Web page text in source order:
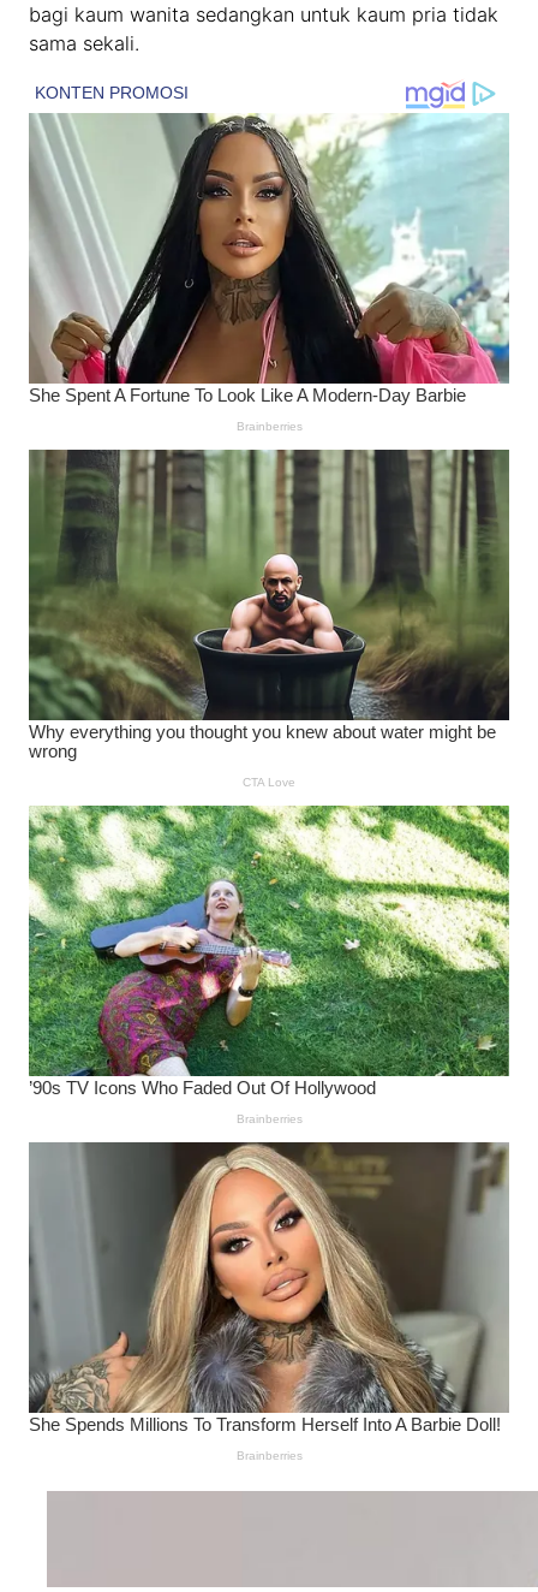
bagi kaum wanita sedangkan untuk kaum pria tidak
sama sekali.
Wanita Pamer Pakaian